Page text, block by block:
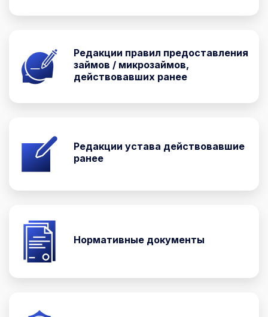
Редакции правил предоставления
займов / микрозаймов,
действовавших ранее
Редакции устава действовавшие
ранее
Нормативные документы